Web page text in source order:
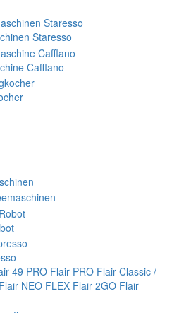
Staresso
Cafflano
49 PRO Flair PRO Flair Classic /
Flair NEO FLEX Flair 2GO Flair